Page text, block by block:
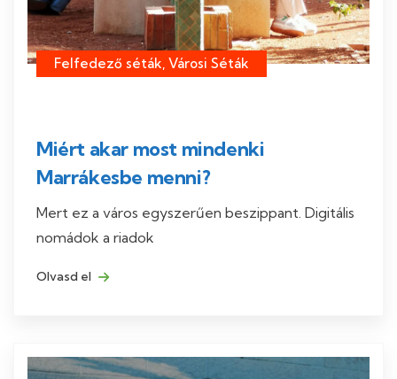
Felfedező séták, Városi Séták
Miért akar most mindenki
Marrákesbe menni?
Mert ez a város egyszerűen beszippant. Digitális
nomádok a riadok
Olvasd el